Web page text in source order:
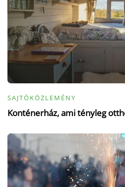
SAJTÓKÖZLEMÉNY
Konténerház, ami tényleg